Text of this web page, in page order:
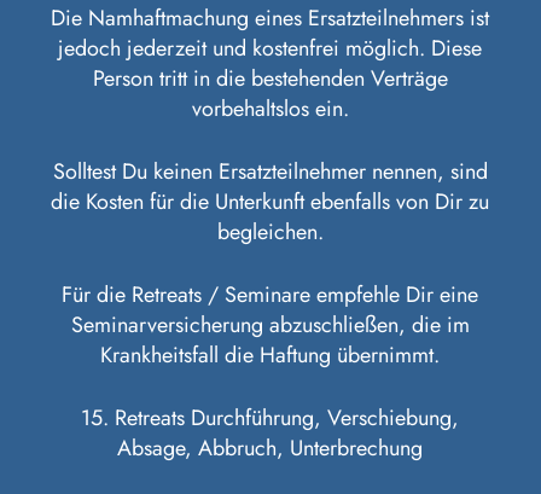
Die Namhaftmachung eines Ersatzteilnehmers ist
jedoch jederzeit und kostenfrei möglich. Diese
Person tritt in die bestehenden Verträge
vorbehaltslos ein.
Solltest Du keinen Ersatzteilnehmer nennen, sind
die Kosten für die Unterkunft ebenfalls von Dir zu
begleichen.
Für die Retreats / Seminare empfehle Dir eine
Seminarversicherung abzuschließen, die im
Krankheitsfall die Haftung übernimmt.
15. Retreats Durchführung, Verschiebung,
Absage, Abbruch, Unterbrechung